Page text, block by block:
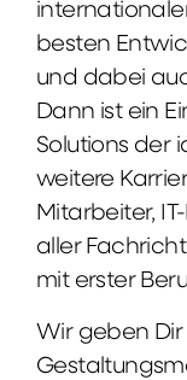
besten
und dabei
Dann ist ein
Solutions der
weitere
Mitarbeiter,
aller
mit erster
Wir geben